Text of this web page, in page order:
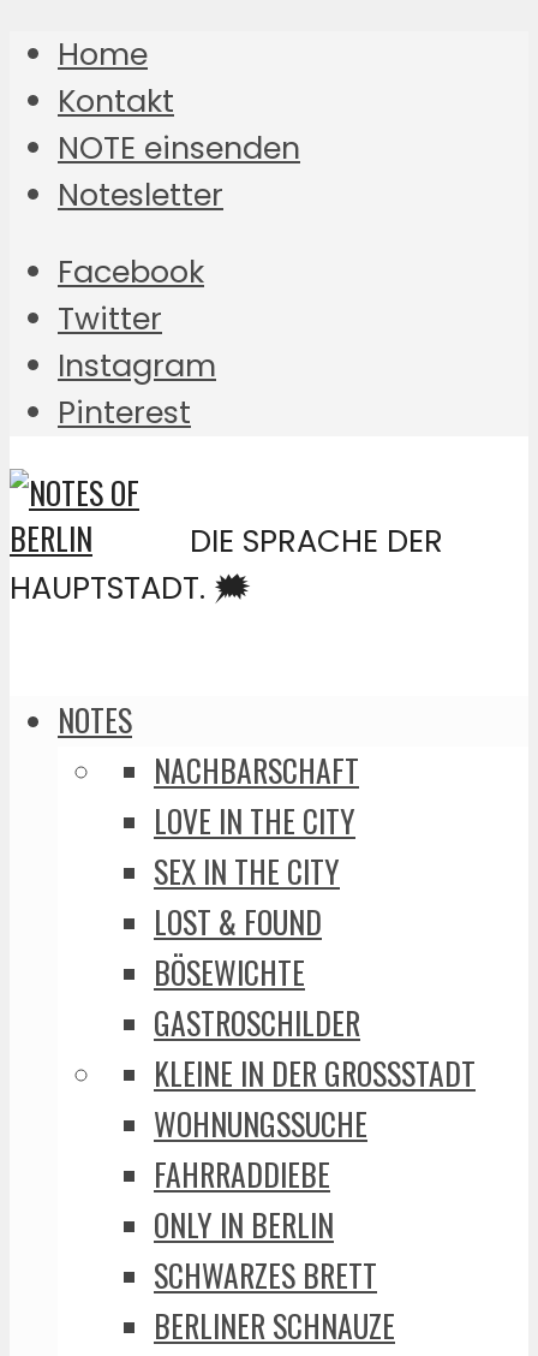
Home
Kontakt
NOTE einsenden
Notesletter
Facebook
Twitter
Instagram
Pinterest
DIE SPRACHE DER
HAUPTSTADT. 🗯️
NOTES
NACHBARSCHAFT
LOVE IN THE CITY
SEX IN THE CITY
LOST & FOUND
BÖSEWICHTE
GASTROSCHILDER
KLEINE IN DER GROSSSTADT
WOHNUNGSSUCHE
FAHRRADDIEBE
ONLY IN BERLIN
SCHWARZES BRETT
BERLINER SCHNAUZE